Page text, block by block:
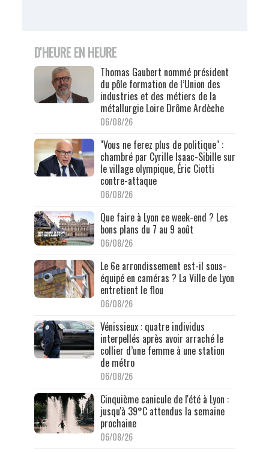
D'HEURE EN HEURE
Thomas Gaubert nommé président
du pôle formation de l’Union des
industries et des métiers de la
métallurgie Loire Drôme Ardèche
06/08/26
"Vous ne ferez plus de politique" :
chambré par Cyrille Isaac-Sibille sur
le village olympique, Éric Ciotti
contre-attaque
06/08/26
Que faire à Lyon ce week-end ? Les
bons plans du 7 au 9 août
06/08/26
Le 6e arrondissement est-il sous-
équipé en caméras ? La Ville de Lyon
entretient le flou
06/08/26
Vénissieux : quatre individus
interpellés après avoir arraché le
collier d’une femme à une station
de métro
06/08/26
Cinquième canicule de l'été à Lyon :
jusqu'à 39°C attendus la semaine
prochaine
06/08/26